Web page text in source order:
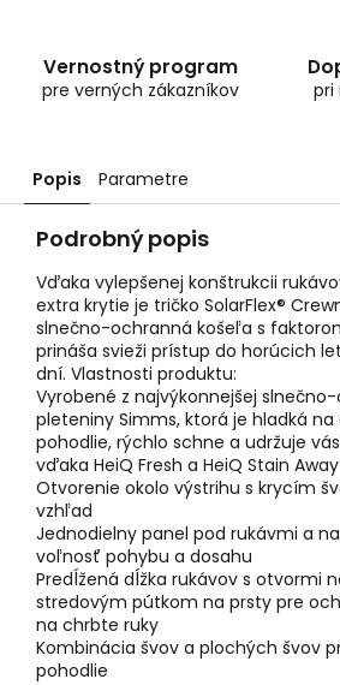
Vernostný program
pre verných zákazníkov pri
Popis Parametre
Podrobný popis
Vďaka vylepšenej konštrukcii
extra krytie je tričko SolarFlex®
slnečno-ochranná košeľa s
prináša svieži prístup do horúcich
dní. Vlastnosti produktu:
Vyrobené z najvýkonnejšej
pleteniny Simms, ktorá je hladká
pohodlie, rýchlo schne a udržuje
vďaka HeiQ Fresh a HeiQ Stain Away
Otvorenie okolo výstrihu s krycím
vzhľad
Jednodielny panel pod rukávmi a
voľnosť pohybu a dosahu
Predĺžená dĺžka rukávov s otvormi
stredovým pútkom na prsty pre
na chrbte ruky
Kombinácia švov a plochých švov
pohodlie